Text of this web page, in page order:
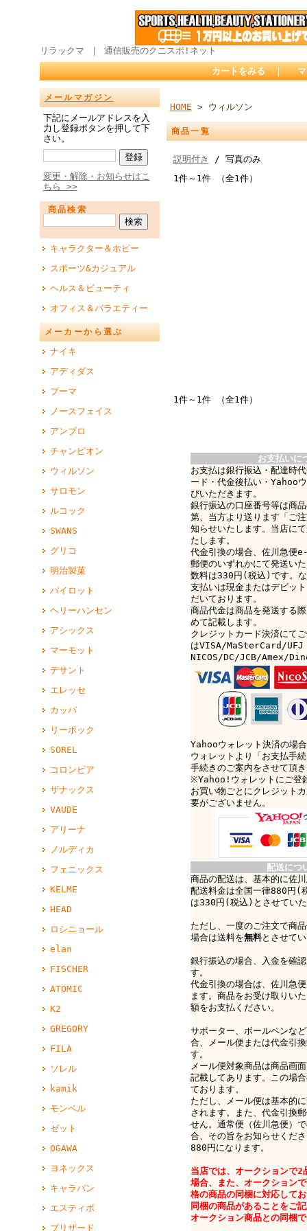
リラックマ ｜ 通信販売のクニスポ!ネット
カートをみる ｜
メールマガジン
下記にメールアドレスを入
力し登録ボタンを押して下
さい。
変更・解除・お知らせはこ
ちら >>
商品検索
キャラクター＆ホビー
スポーツ&カジュアル
ヘルス＆ビューティ
オフィス＆バラエティー
メーカーから選ぶ
ナイキ
アディダス
プーマ
ノースフェイス
アンブロ
チャンピオン
ウィルソン
サロモン
ルコック
SWANS
グリコ
明治製菓
パイロット
ヘリーハンセン
アシックス
マーモット
デサント
エレッセ
カッパ
リーボック
SOREL
コロンビア
ザナックス
VAUDE
アリーナ
ノルディカ
フェニックス
KELME
HEAD
ロシニョール
elan
FISCHER
ATOMIC
K2
GREGORY
FILA
ソレル
kamik
モンベル
ゼット
OGAWA
ヨネックス
キャラバン
エスティボ
ブリザード
HOME > ウィルソン
商品一覧
説明付き
/ 写真のみ
1件～1件 （全1件）
1件～1件 （全1件）
お支払いに
お支払は銀行振込・配達時
ード・代金後払い・Yahoo
びいただきます。
銀行振込の口座番号等は商
第、当方より送ります「ご
知らせいたします。当店に
たします。
代金引換の場合、佐川急
郵便のいずれかにて発送い
数料は330円(税込)です
支払いは現金またはデビッ
だいております。
商品代金は商品を発送する
めて記載します。
クレジットカード決済にて
はVISA/MaSterCard/UFJ
NICOS/DC/JCB/Amex/
Yahooウォレット決済の場
ウォレットより「お支払手
手続きのご案内をさせて頂
※Yahoo!ウォレットにご登
お買い物ごとにクレジット
要がございません。
配送につ
商品の配送は、基本的に佐
配送料金は全国一律880円(
は330円(税込)とさせてい
ただし、一度のご注文で商
場合は送料を無料とさせて
銀行振込の場合、入金を確
す。
代金引換の場合は、佐川
ます。商品をお受け取りい
額をお支払ください。
サポーター、ボールペンな
合、メール便または代金引
す。
メール便対象商品は商品画
記載してあります。この場
ております。
ただし、メール便は基本的
されます。また、代金引換
せん。通常便（佐川急便）
合、その旨をお知らせくだ
880円になります。
当店では、オークションで2
場合、また、オークション
格の商品の同梱に対応して
同梱の商品があることをご
オークション商品との同梱